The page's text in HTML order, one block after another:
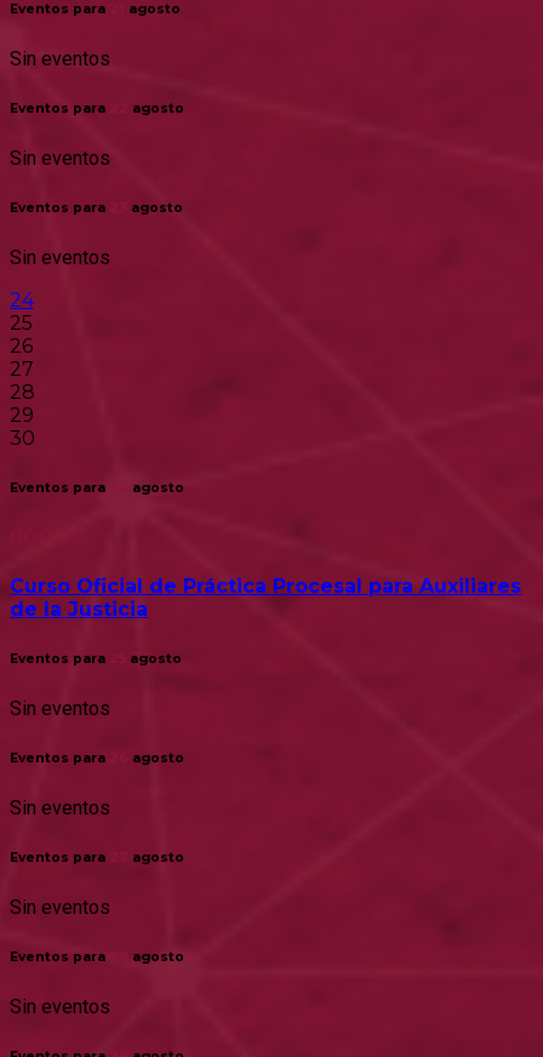
Eventos para agosto
Sin eventos
Eventos para agosto
Sin eventos
Eventos para agosto
Sin eventos
24
25
26
27
28
29
30
Eventos para agosto
Curso Oficial de Práctica Procesal para Auxiliares
de la Justicia
Eventos para agosto
Sin eventos
Eventos para agosto
Sin eventos
Eventos para agosto
Sin eventos
Eventos para agosto
Sin eventos